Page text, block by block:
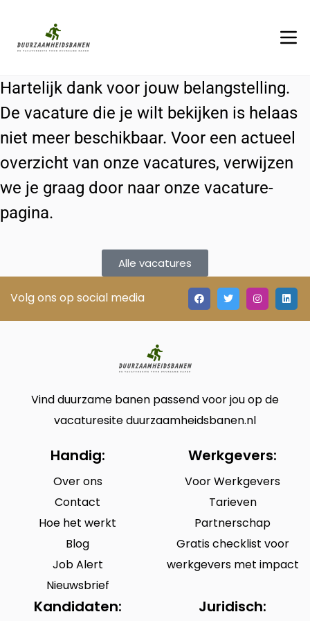
Hartelijk dank voor jouw belangstelling.
De vacature die je wilt bekijken is helaas
niet meer beschikbaar. Voor een actueel
overzicht van onze vacatures, verwijzen
we je graag door naar onze vacature-
pagina.
Alle vacatures
Volg ons op social media
Vind duurzame banen passend voor jou op de
vacaturesite duurzaamheidsbanen.nl
Handig:
Over ons
Contact
Hoe het werkt
Blog
Job Alert
Nieuwsbrief
Werkgevers:
Voor Werkgevers
Tarieven
Partnerschap
Gratis checklist voor
werkgevers met impact
Kandidaten: Juridisch: